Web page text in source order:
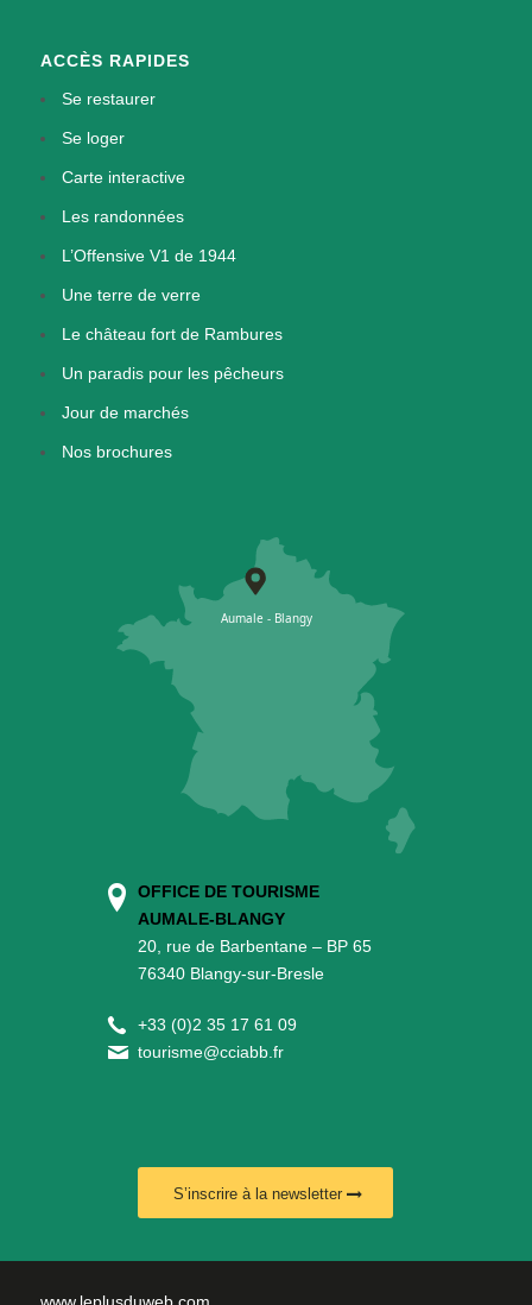
ACCÈS RAPIDES
Se restaurer
Se loger
Carte interactive
Les randonnées
L’Offensive V1 de 1944
Une terre de verre
Le château fort de Rambures
Un paradis pour les pêcheurs
Jour de marchés
Nos brochures
OFFICE DE TOURISME
AUMALE-BLANGY
20, rue de Barbentane – BP 65
76340 Blangy-sur-Bresle
+33 (0)2 35 17 61 09
tourisme@cciabb.fr
S’inscrire à la newsletter
www.leplusduweb.com